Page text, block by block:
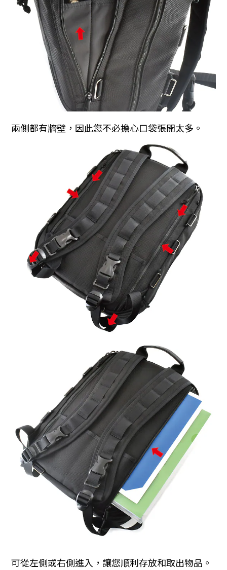
兩側都有牆壁，因此您不必擔心口袋張開太多。
可從左側或右側進入，讓您順利存放和取出物品。